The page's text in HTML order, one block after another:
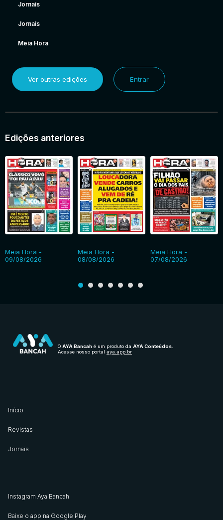
Jornais
Jornais
Meia Hora
Ver outras edições Entrar
Edições anteriores
Meia Hora -
09/08/2026
Meia Hora -
08/08/2026
Meia Hora -
07/08/2026
O AYA Bancah é um produto da AYA Conteúdos.
Acesse nosso portal aya.app.br
Início
Revistas
Jornais
Instagram Aya Bancah
Baixe o app na Google Play